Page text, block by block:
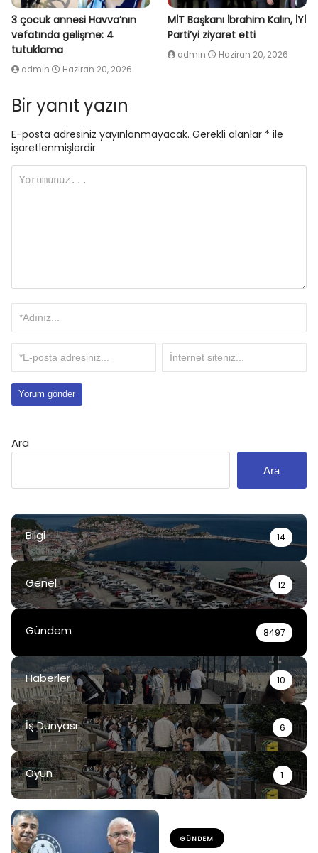
3 çocuk annesi Havva’nın
vefatında gelişme: 4
tutuklama
admin Haziran 20, 2026
MİT Başkanı İbrahim Kalın, İYİ
Parti’yi ziyaret etti
admin Haziran 20, 2026
Bir yanıt yazın
E-posta adresiniz yayınlanmayacak. Gerekli alanlar * ile
işaretlenmişlerdir
Ara
Ara
Bilgi 14
Genel 12
Gündem 8497
Haberler 10
İş Dünyası 6
Oyun 1
GÜNDEM